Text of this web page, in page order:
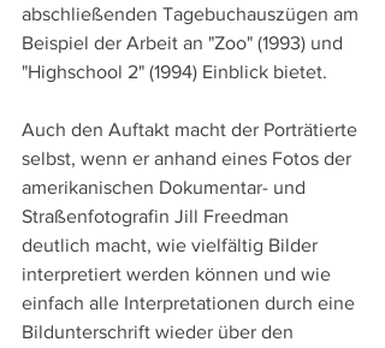
abschließenden Tagebuchauszügen am
Beispiel der Arbeit an "Zoo" (1993) und
"Highschool 2" (1994) Einblick bietet.
Auch den Auftakt macht der Porträtierte
selbst, wenn er anhand eines Fotos der
amerikanischen Dokumentar- und
Straßenfotografin Jill Freedman
deutlich macht, wie vielfältig Bilder
interpretiert werden können und wie
einfach alle Interpretationen durch eine
Bildunterschrift wieder über den